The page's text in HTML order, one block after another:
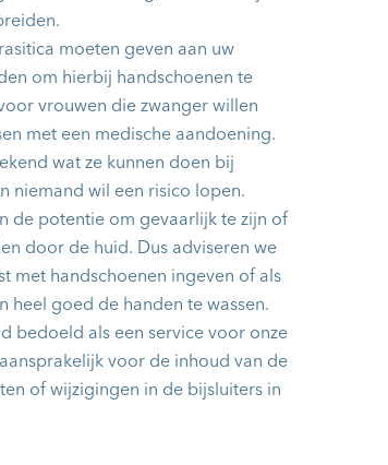
moeten geven aan uw
om hierbij handschoenen te
vrouwen die zwanger willen
met een medische aandoening.
wat ze kunnen doen bij
niemand wil een risico lopen.
de potentie om gevaarlijk te zijn of
door de huid. Dus adviseren we
met handschoenen ingeven of als
heel goed de handen te wassen.
bedoeld als een service voor onze
voor de inhoud van de
of wijzigingen in de bijsluiters in